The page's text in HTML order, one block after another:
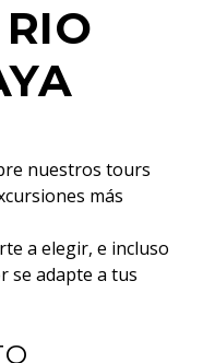
nuestros tours
más
a elegir, e incluso
se adapte a tus